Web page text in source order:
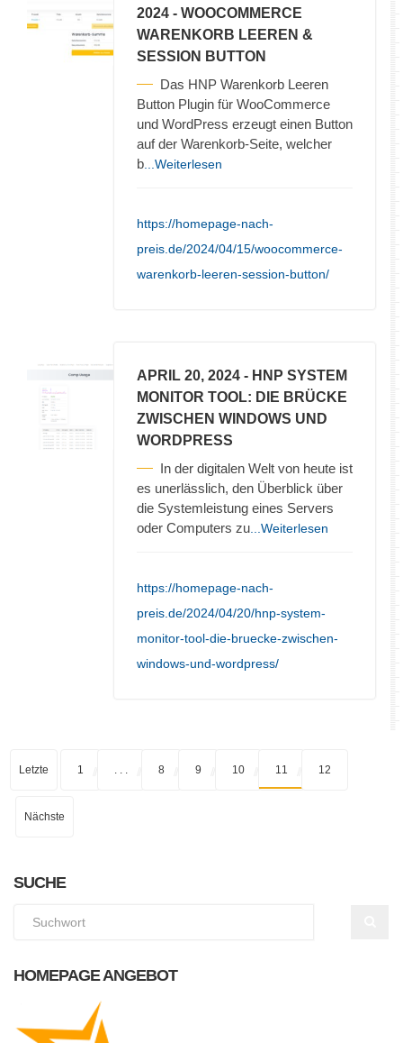
2024 - WOOCOMMERCE
WARENKORB LEEREN &
SESSION BUTTON
Das HNP Warenkorb Leeren
Button Plugin für WooCommerce
und WordPress erzeugt einen Button
auf der Warenkorb-Seite, welcher
b ...Weiterlesen
https://homepage-nach-
preis.de/2024/04/15/woocommerce-
warenkorb-leeren-session-button/
APRIL 20, 2024 - HNP SYSTEM
MONITOR TOOL: DIE BRÜCKE
ZWISCHEN WINDOWS UND
WORDPRESS
In der digitalen Welt von heute ist
es unerlässlich, den Überblick über
die Systemleistung eines Servers
oder Computers zu ...Weiterlesen
https://homepage-nach-
preis.de/2024/04/20/hnp-system-
monitor-tool-die-bruecke-zwischen-
windows-und-wordpress/
Letzte 1 8 9 10 11 12
Nächste
SUCHE
HOMEPAGE ANGEBOT